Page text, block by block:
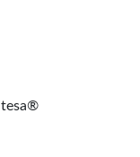
tesa®